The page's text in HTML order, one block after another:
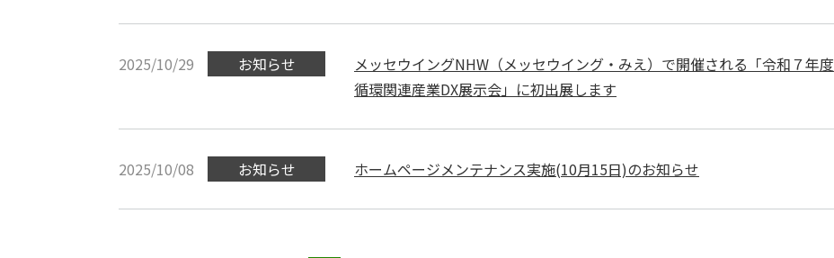
2025/10/29 お知らせ
メッセウイングNHW（メッセウイング・みえ）で開催される「令和７年度
循環関連産業DX展示会」に初出展します
2025/10/08 お知らせ ホームページメンテナンス実施(10月15日)のお知らせ